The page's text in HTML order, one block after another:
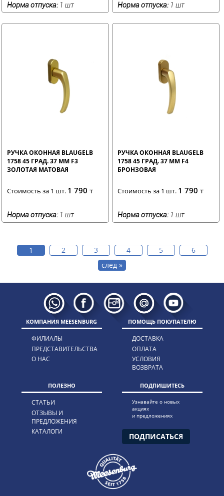
Норма отпуска: 1 шт Норма отпуска: 1 шт
РУЧКА ОКОННАЯ BLAUGELB
1758 45 ГРАД. 37 ММ F3
ЗОЛОТАЯ МАТОВАЯ
Стоимость за 1 шт. 1 790 ₸
Норма отпуска: 1 шт
РУЧКА ОКОННАЯ BLAUGELB
1758 45 ГРАД. 37 ММ F4
БРОНЗОВАЯ
Стоимость за 1 шт. 1 790₸
Норма отпуска: 1 шт
1 2 3 4 5
6
след »
КОМПАНИЯ MEESENBURG
ФИЛИАЛЫ
ПРЕДСТАВИТЕЛЬСТВА
О НАС
ПОМОЩЬ ПОКУПАТЕЛЮ
ДОСТАВКА
ОПЛАТА
УСЛОВИЯ
ВОЗВРАТА
ПОЛЕЗНО
СТАТЬИ
ОТЗЫВЫ И
ПРЕДЛОЖЕНИЯ
КАТАЛОГИ
ПОДПИШИТЕСЬ
Узнавайте о новых
акциях
и предложениях
ПОДПИСАТЬСЯ